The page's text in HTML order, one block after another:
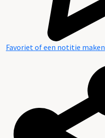
Favoriet of een notitie maken